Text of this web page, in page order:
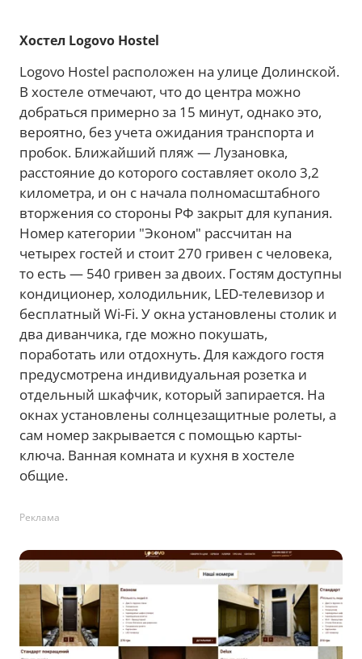
Хостел Logovo Hostel
Logovo Hostel расположен на улице Долинской.
В хостеле отмечают, что до центра можно
добраться примерно за 15 минут, однако это,
вероятно, без учета ожидания транспорта и
пробок. Ближайший пляж — Лузановка,
расстояние до которого составляет около 3,2
километра, и он с начала полномасштабного
вторжения со стороны РФ закрыт для купания.
Номер категории "Эконом" рассчитан на
четырех гостей и стоит 270 гривен с человека,
то есть — 540 гривен за двоих. Гостям доступны
кондиционер, холодильник, LED-телевизор и
бесплатный Wi-Fi. У окна установлены столик и
два диванчика, где можно покушать,
поработать или отдохнуть. Для каждого гостя
предусмотрена индивидуальная розетка и
отдельный шкафчик, который запирается. На
окнах установлены солнцезащитные ролеты, а
сам номер закрывается с помощью карты-
ключа. Ванная комната и кухня в хостеле
общие.
Реклама